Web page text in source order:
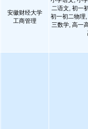
安徽财经大学
工商管理
二语文, 初一
初一初二物理
三数学, 高一